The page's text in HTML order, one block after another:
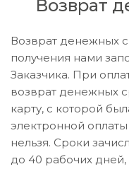
Возврат
Возврат денежных
получения нами
Заказчика. При
возврат денежных
карту, с которой
электронной
нельзя. Сроки
до 40 рабочих дней,